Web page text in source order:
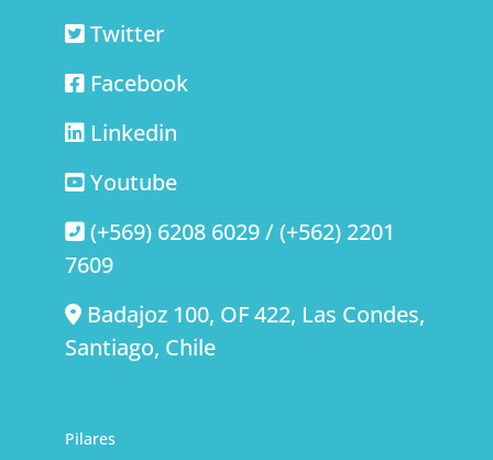
Twitter
Facebook
Linkedin
Youtube
(+569) 6208 6029 / (+562) 2201
7609
Badajoz 100, OF 422, Las Condes,
Santiago, Chile
Pilares